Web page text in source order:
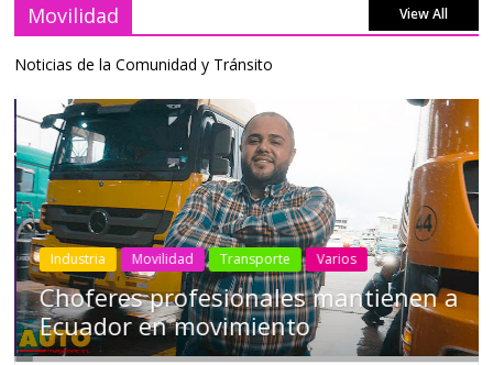
Movilidad View All
Noticias de la Comunidad y Tránsito
Industria Movilidad Transporte Varios
Choferes profesionales mantienen a
Ecuador en movimiento